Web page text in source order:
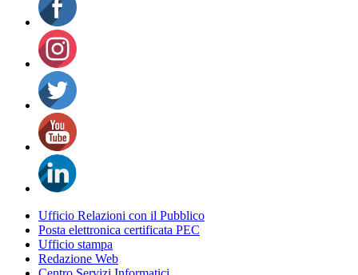
Ufficio Relazioni con il Pubblico
Posta elettronica certificata PEC
Ufficio stampa
Redazione Web